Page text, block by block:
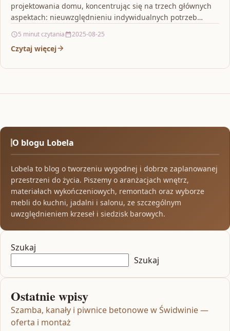
projektowania domu, koncentrując się na trzech głównych
aspektach: nieuwzględnieniu indywidualnych potrzeb
wnętrz oraz niewystarczającym…
5 minut czytania 2025-08-25
Czytaj więcej
O blogu Lobela
Lobela to blog o tworzeniu wygodnej i dobrze zaplanowanej
przestrzeni do życia. Piszemy o aranżacjach wnętrz,
materiałach wykończeniowych, remontach oraz wyborze
mebli do kuchni, jadalni i salonu, ze szczególnym
uwzględnieniem krzeseł i siedzisk barowych.
Szukaj
Szukaj
Ostatnie wpisy
Szamba, kanały i piwnice betonowe w Świdwinie —
oferta i montaż